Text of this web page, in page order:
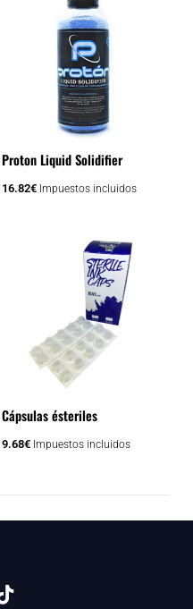
producto
Proton Liquid Solidifier
16.82€ Impuestos incluidos
Cápsulas ésteriles
9.68€ Impuestos incluidos